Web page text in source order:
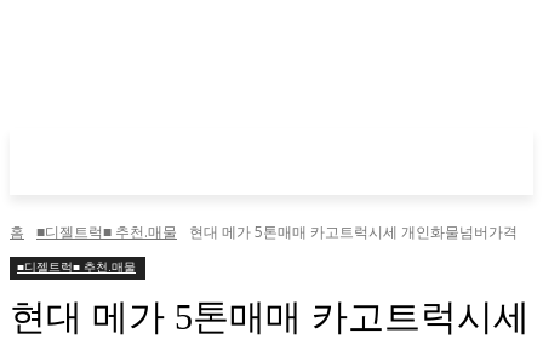
홈 ■디젤트럭■ 추천.매물 현대 메가 5톤매매 카고트럭시세 개인화물넘버가격
■디젤트럭■ 추천.매물
현대 메가 5톤매매 카고트럭시세